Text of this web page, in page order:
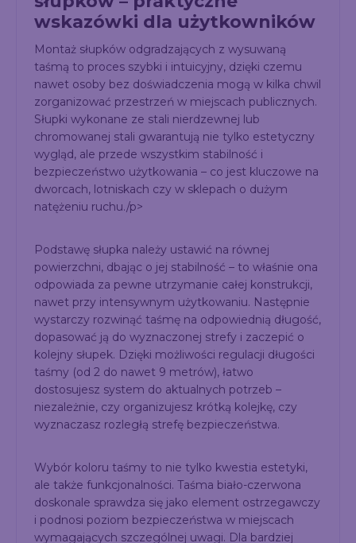
wskazówki dla użytkowników
Montaż słupków odgradzających z wysuwaną
taśmą to proces szybki i intuicyjny, dzięki czemu
nawet osoby bez doświadczenia mogą w kilka chwil
zorganizować przestrzeń w miejscach publicznych.
Słupki wykonane ze stali nierdzewnej lub
chromowanej stali gwarantują nie tylko estetyczny
wygląd, ale przede wszystkim stabilność i
bezpieczeństwo użytkowania – co jest kluczowe na
dworcach, lotniskach czy w sklepach o dużym
natężeniu ruchu./p>
Podstawę słupka należy ustawić na równej
powierzchni, dbając o jej stabilność – to właśnie ona
odpowiada za pewne utrzymanie całej konstrukcji,
nawet przy intensywnym użytkowaniu. Następnie
wystarczy rozwinąć taśmę na odpowiednią długość,
dopasować ją do wyznaczonej strefy i zaczepić o
kolejny słupek. Dzięki możliwości regulacji długości
taśmy (od 2 do nawet 9 metrów), łatwo
dostosujesz system do aktualnych potrzeb –
niezależnie, czy organizujesz krótką kolejkę, czy
wyznaczasz rozległą strefę bezpieczeństwa.
Wybór koloru taśmy to nie tylko kwestia estetyki,
ale także funkcjonalności. Taśma biało-czerwona
doskonale sprawdza się jako element ostrzegawczy
i podnosi poziom bezpieczeństwa w miejscach
wymagających szczególnej uwagi. Dla bardziej